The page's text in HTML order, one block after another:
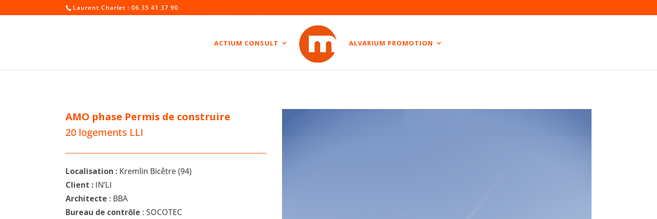
Laurent Charlet : 06 35 41 37 90
ACTIUM CONSULT ALVARIUM PROMOTION
AMO phase Permis de construire
20 logements LLI
Localisation : Kremlin Bicêtre (94)
Client : IN’LI
Architecte : BBA
Bureau de contrôle : SOCOTEC